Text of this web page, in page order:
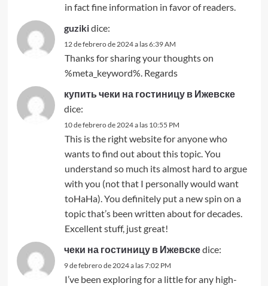
in fact fine information in favor of readers.
guzikidice:
12 de febrero de 2024 a las 6:39 AM
Thanks for sharing your thoughts on
%meta_keyword%. Regards
купить чеки на гостиницу в Ижевске
dice:
10 de febrero de 2024 a las 10:55 PM
This is the right website for anyone who
wants to find out about this topic. You
understand so much its almost hard to argue
with you (not that I personally would want
toHaHa). You definitely put a new spin on a
topic that’s been written about for decades.
Excellent stuff, just great!
чеки на гостиницу в Ижевскеdice:
9 de febrero de 2024 a las 7:02 PM
I’ve been exploring for a little for any high-